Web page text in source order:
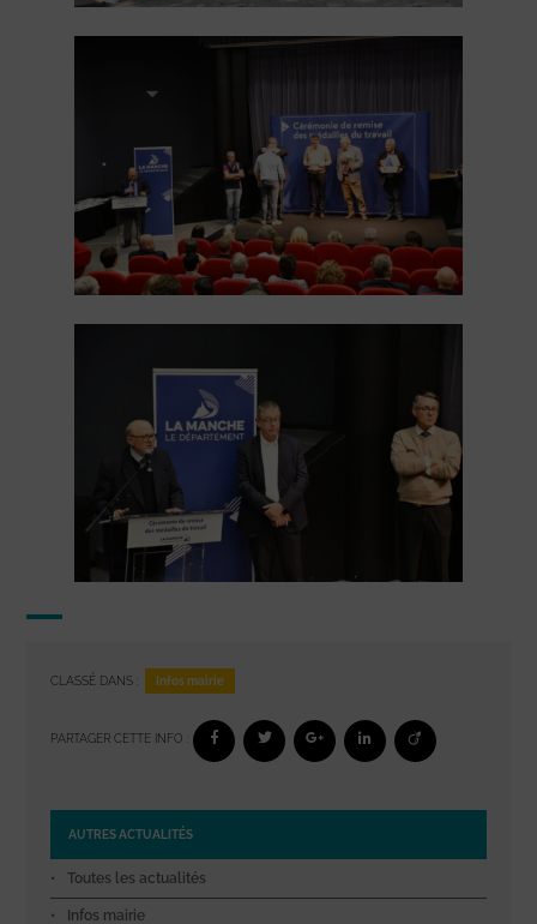
CLASSÉ DANS : Infos mairie
PARTAGER CETTE INFO :
AUTRES ACTUALITÉS
Toutes les actualités
Infos mairie